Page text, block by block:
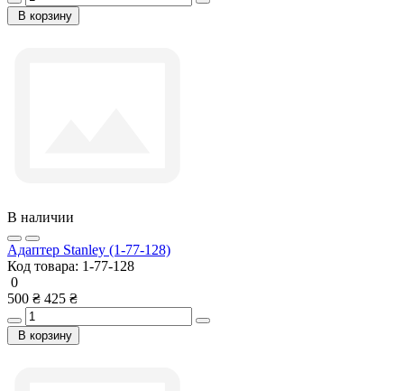
В корзину
В наличии
Адаптер Stanley (1-77-128)
Код товара: 1-77-128
0
500 ₴ 425 ₴
В корзину